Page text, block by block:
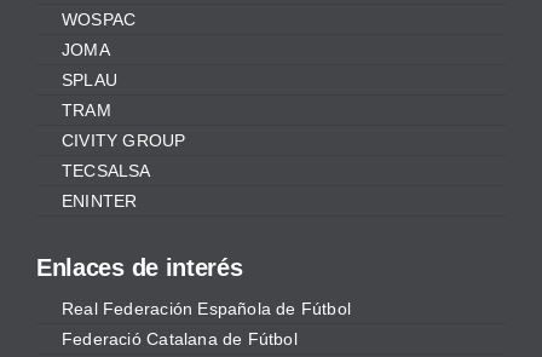
WOSPAC
JOMA
SPLAU
TRAM
CIVITY GROUP
TECSALSA
ENINTER
Enlaces de interés
Real Federación Española de Fútbol
Federació Catalana de Fútbol